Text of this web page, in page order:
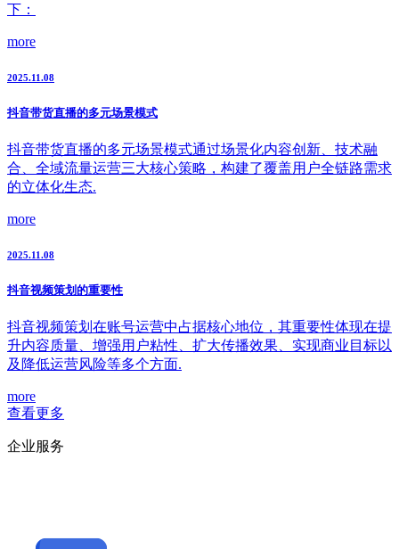
下：
more
2025.11.08
抖音带货直播的多元场景模式
抖音带货直播的多元场景模式通过场景化内容创新、技术融
合、全域流量运营三大核心策略，构建了覆盖用户全链路需求
的立体化生态.
more
2025.11.08
抖音视频策划的重要性
抖音视频策划在账号运营中占据核心地位，其重要性体现在提
升内容质量、增强用户粘性、扩大传播效果、实现商业目标以
及降低运营风险等多个方面.
more
查看更多
企业服务